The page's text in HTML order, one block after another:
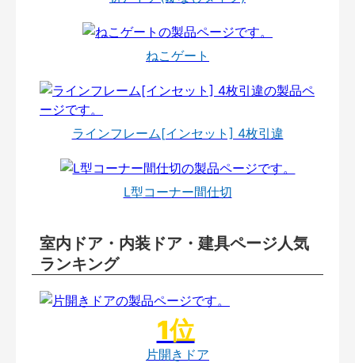
ねこゲート
ラインフレーム[インセット] 4枚引違
L型コーナー間仕切
室内ドア・内装ドア・建具ページ人気
ランキング
片開きドア